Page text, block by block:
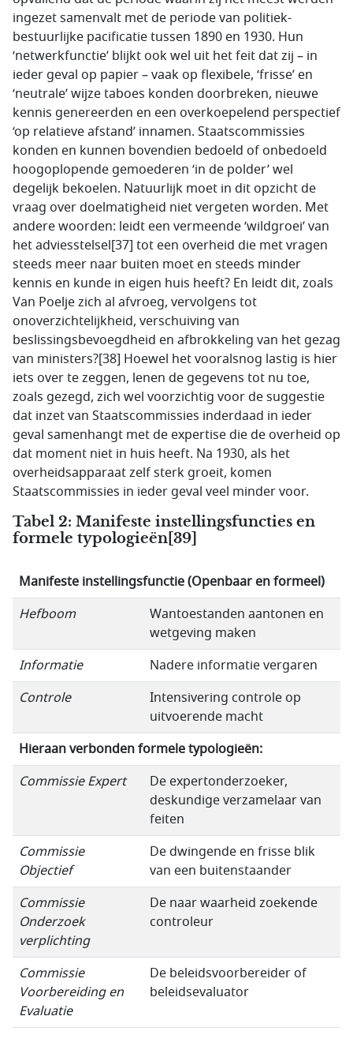
ingezet samenvalt met de periode van politiek-
bestuurlijke pacificatie tussen 1890 en 1930. Hun
‘netwerkfunctie’ blijkt ook wel uit het feit dat zij – in
ieder geval op papier – vaak op flexibele, ‘frisse’ en
‘neutrale’ wijze taboes konden doorbreken, nieuwe
kennis genereerden en een overkoepelend perspectief
‘op relatieve afstand’ innamen. Staatscommissies
konden en kunnen bovendien bedoeld of onbedoeld
hoogoplopende gemoederen ‘in de polder’ wel
degelijk bekoelen. Natuurlijk moet in dit opzicht de
vraag over doelmatigheid niet vergeten worden. Met
andere woorden: leidt een vermeende ‘wildgroei’ van
het adviesstelsel[37] tot een overheid die met vragen
steeds meer naar buiten moet en steeds minder
kennis en kunde in eigen huis heeft? En leidt dit, zoals
Van Poelje zich al afvroeg, vervolgens tot
onoverzichtelijkheid, verschuiving van
beslissingsbevoegdheid en afbrokkeling van het gezag
van ministers?[38] Hoewel het vooralsnog lastig is hier
iets over te zeggen, lenen de gegevens tot nu toe,
zoals gezegd, zich wel voorzichtig voor de suggestie
dat inzet van Staatscommissies inderdaad in ieder
geval samenhangt met de expertise die de overheid op
dat moment niet in huis heeft. Na 1930, als het
overheidsapparaat zelf sterk groeit, komen
Staatscommissies in ieder geval veel minder voor.
Tabel 2: Manifeste instellingsfuncties en
formele typologieën [39]
Manifeste instellingsfunctie (Openbaar en formeel)
Hefboom
Wantoestanden aantonen en
wetgeving maken
Informatie
Nadere informatie vergaren
Controle
Intensivering controle op
uitvoerende macht
Hieraan verbonden formele typologieën:
Commissie Expert
De expertonderzoeker,
deskundige verzamelaar van
feiten
Commissie
Objectief
De dwingende en frisse blik
van een buitenstaander
Commissie
Onderzoek
verplichting
De naar waarheid zoekende
controleur
Commissie
Voorbereiding en
Evaluatie
De beleidsvoorbereider of
beleidsevaluator